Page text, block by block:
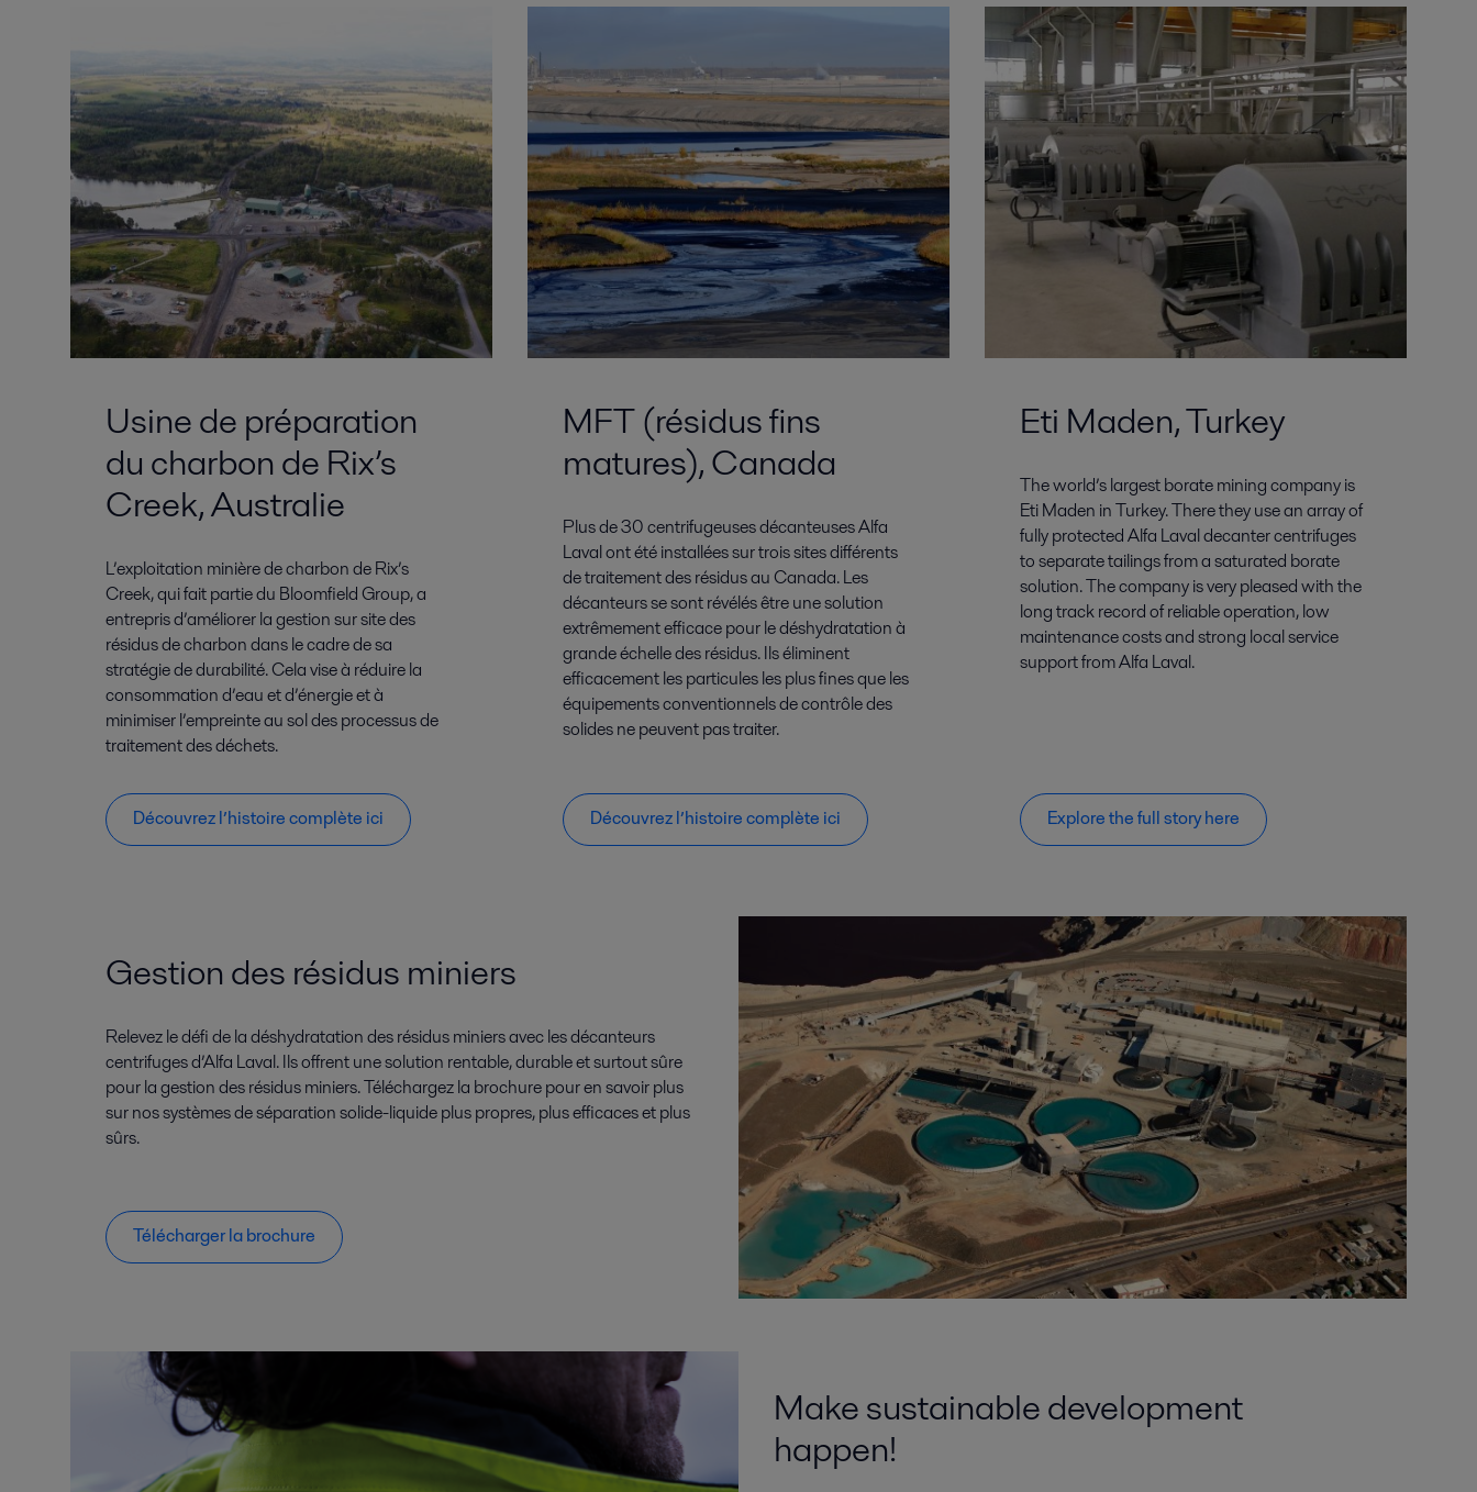
Usine de préparation
du charbon de Rix’s
Creek, Australie
L’exploitation minière de charbon de Rix’s
Creek, qui fait partie du Bloomfield Group, a
entrepris d’améliorer la gestion sur site des
résidus de charbon dans le cadre de sa
stratégie de durabilité. Cela vise à réduire la
consommation d’eau et d’énergie et à
minimiser l’empreinte au sol des processus de
traitement des déchets.
Découvrez l’histoire complète ici
MFT (résidus fins
matures), Canada
Plus de 30 centrifugeuses décanteuses Alfa
Laval ont été installées sur trois sites différents
de traitement des résidus au Canada. Les
décanteurs se sont révélés être une solution
extrêmement efficace pour le déshydratation à
grande échelle des résidus. Ils éliminent
efficacement les particules les plus fines que les
équipements conventionnels de contrôle des
solides ne peuvent pas traiter.
Découvrez l’histoire complète ici
Eti Maden, Turkey
The world’s largest borate mining company is
Eti Maden in Turkey. There they use an array of
fully protected Alfa Laval decanter centrifuges
to separate tailings from a saturated borate
solution. The company is very pleased with the
long track record of reliable operation, low
maintenance costs and strong local service
support from Alfa Laval.
Explore the full story here
Gestion des résidus miniers
Relevez le défi de la déshydratation des résidus miniers avec les décanteurs
centrifuges d’Alfa Laval. Ils offrent une solution rentable, durable et surtout sûre
pour la gestion des résidus miniers. Téléchargez la brochure pour en savoir plus
sur nos systèmes de séparation solide-liquide plus propres, plus efficaces et plus
sûrs.
Télécharger la brochure
Make sustainable development
happen!